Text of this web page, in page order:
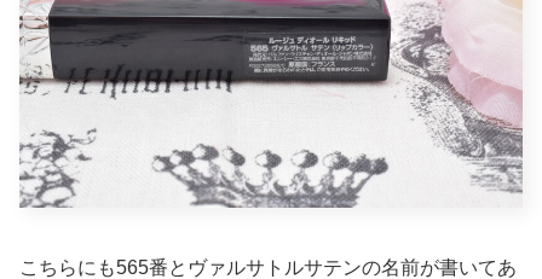
こちらにも565番とヴァルサトルサテンの名前が書いてあ